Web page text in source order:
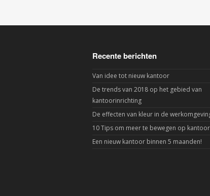
Recente berichten
Van idee tot nieuw kantoor
De trends van 2018 op het gebied van
kantoorinrichting
De effecten van kleur in de
10 Tips om meer te bewegen op kantoor
Een nieuw kantoor binnen 5 maanden!